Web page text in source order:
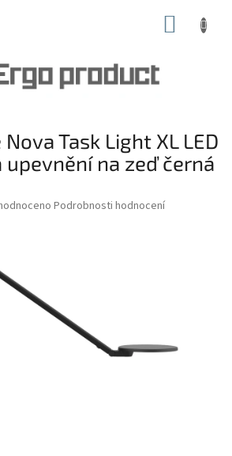
Task Light XL LED
na zeď černá
Podrobnosti hodnocení